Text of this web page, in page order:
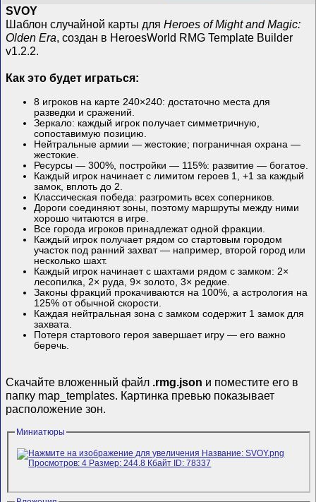
SVOY
Шаблон случайной карты дляHeroes of Might and Magic:
Olden Era, создан в HeroesWorld RMG Template Builder
v1.2.2.
Как это будет играться:
8 игроков на карте 240×240: достаточно места для
разведки и сражений.
Зеркало: каждый игрок получает симметричную,
сопоставимую позицию.
Нейтральные армии — жестокие; пограничная охрана —
жестокие.
Ресурсы — 300%, постройки — 115%: развитие — богатое.
Каждый игрок начинает с лимитом героев 1, +1 за каждый
замок, вплоть до 2.
Классическая победа: разгромить всех соперников.
Дороги соединяют зоны, поэтому маршруты между ними
хорошо читаются в игре.
Все города игроков принадлежат одной фракции.
Каждый игрок получает рядом со стартовым городом
участок под ранний захват — например, второй город или
несколько шахт.
Каждый игрок начинает с шахтами рядом с замком: 2×
лесопилка, 2× руда, 9× золото, 3× редкие.
Законы фракций прокачиваются на 100%, а астрология на
125% от обычной скорости.
Каждая нейтральная зона с замком содержит 1 замок для
захвата.
Потеря стартового героя завершает игру — его важно
беречь.
Скачайте вложенный файл .rmg.json и поместите его в
папку map_templates. Картинка превью показывает
расположение зон.
Миниатюры